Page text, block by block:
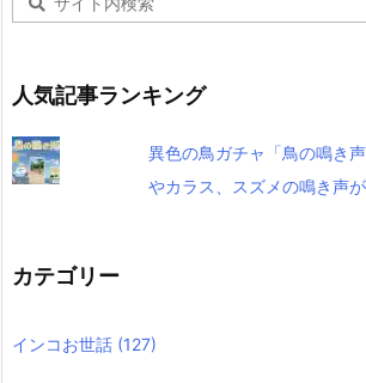
人気記事ランキング
異色の鳥ガチャ「鳥の鳴き
やカラス、スズメの鳴き声
カテゴリー
インコお世話 (127)